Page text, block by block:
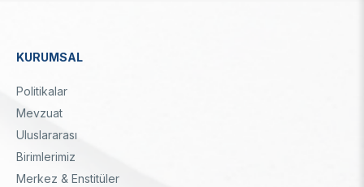
Dipnot
KURUMSAL
Politikalar
Mevzuat
Uluslararası
Birimlerimiz
Merkez & Enstitüler